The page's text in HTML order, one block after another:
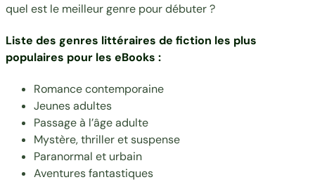
quel est le meilleur genre pour débuter ?
Liste des genres littéraires de fiction les plus
populaires pour les eBooks :
Romance contemporaine
Jeunes adultes
Passage à l’âge adulte
Mystère, thriller et suspense
Paranormal et urbain
Aventures fantastiques